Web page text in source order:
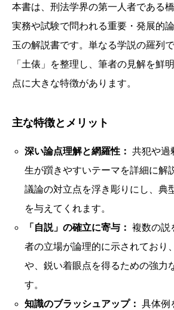
本書は、刑法学界の第一人者である
実務や試験で問われる重要・発展的
玉の解説書です。単なる学説の羅列
「土俵」を整理し、筆者の見解を鮮
点に大きな特徴があります。
主な特徴とメリット
深い論点理解と網羅性： 共犯や過
生が躓きやすいテーマを詳細に解
議論の対立点を浮き彫りにし、典
を与えてくれます。
「自説」の確立に寄与： 複数の説
者の立場が論理的に示されており
や、鋭い着眼点を得るための強力
す。
知識のブラッシュアップ： 具体例